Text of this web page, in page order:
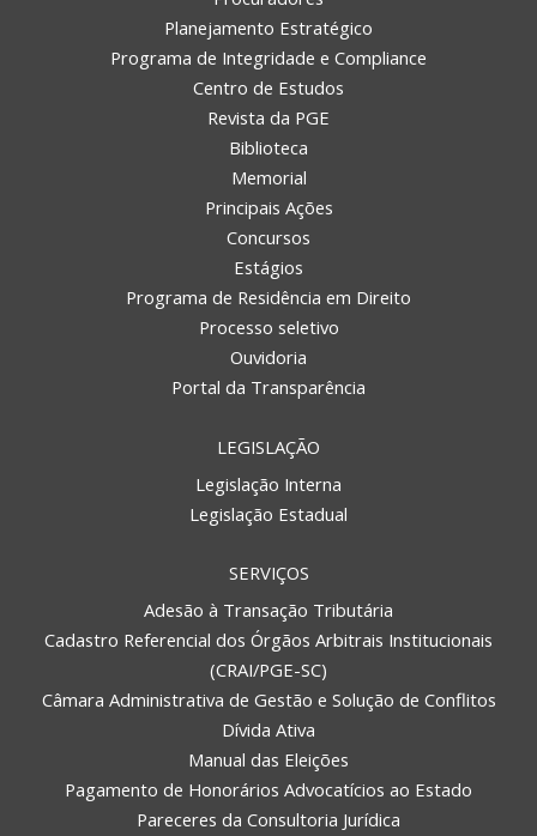
Planejamento Estratégico
Programa de Integridade e Compliance
Centro de Estudos
Revista da PGE
Biblioteca
Memorial
Principais Ações
Concursos
Estágios
Programa de Residência em Direito
Processo seletivo
Ouvidoria
Portal da Transparência
LEGISLAÇÃO
Legislação Interna
Legislação Estadual
SERVIÇOS
Adesão à Transação Tributária
Cadastro Referencial dos Órgãos Arbitrais Institucionais
(CRAI/PGE-SC)
Câmara Administrativa de Gestão e Solução de Conflitos
Dívida Ativa
Manual das Eleições
Pagamento de Honorários Advocatícios ao Estado
Pareceres da Consultoria Jurídica